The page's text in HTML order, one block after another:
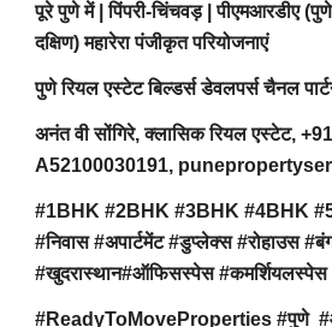
पूरे पुणे में | पिंपरी-चिंचवड़ | पीएमआरडीए
दक्षिण) महारेरा पंजीकृत परियोजनाएं
पुणे रियल एस्टेट बिल्डर्स डेवलपर्स चैनल
अनंत वी सोंगिरे, क्लासिक रियल एस्टेट,
A52100030191,
#1BHK #2BHK #3BHK #4BHK
#निवास #अपार्टमेंट #डुप्लेक्स #रोहाउस
#खुदरास्थान#ऑफिसस्पेस #कमर्शियलस्पेस
#ReadyToMoveProperties #पुणे